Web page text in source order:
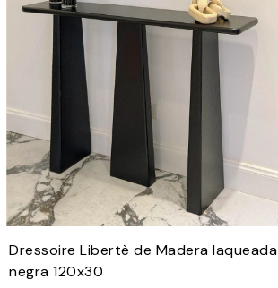
Dressoire Libertè de Madera laqueada
negra 120x30